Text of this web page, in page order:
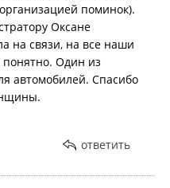
поминок).
Оксане
на связи, на все наши
понятно. Один из
автомобилей. Спасибо
ответить